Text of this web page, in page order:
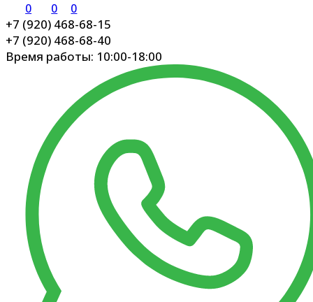
0 0 0
+7 (920) 468-68-15
+7 (920) 468-68-40
Время работы: 10:00-18:00